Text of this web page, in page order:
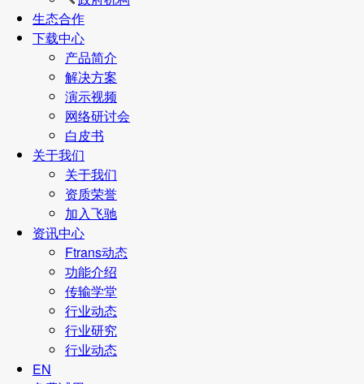
生态合作
下载中心
产品简介
解决方案
演示视频
网络研讨会
白皮书
关于我们
关于我们
资质荣誉
加入飞驰
资讯中心
Ftrans动态
功能介绍
传输学堂
行业动态
行业研究
行业动态
EN